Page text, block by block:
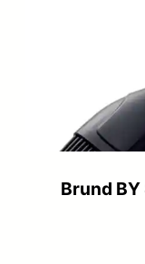
Brund BY